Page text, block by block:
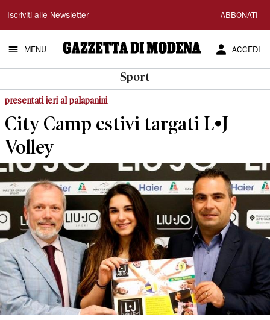
Gazzetta
di
Modena
Iscriviti alle Newsletter ABBONATI
MENU ACCEDI
Sport
presentati ieri al palapanini
City Camp estivi targati L•J
Volley